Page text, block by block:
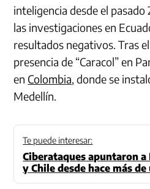
inteligencia desde el pasado
las investigaciones en
resultados negativos. Tras
presencia de “Caracol” en
en Colombia, donde se
Medellín.
Te puede interesar:
Ciberataques apuntaron a
y Chile desde hace más de